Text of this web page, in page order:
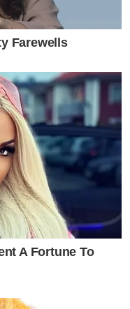
Farewells
A Fortune To